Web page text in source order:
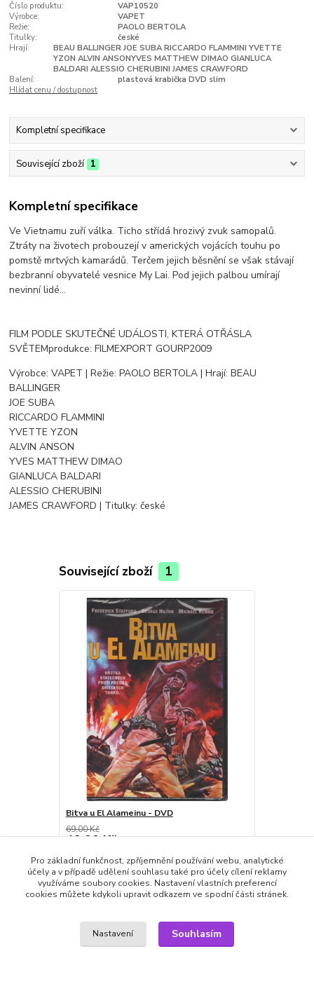
Číslo produktu:
VAP10520
Výrobce:
VAPET
Režie:
PAOLO BERTOLA
Titulky:
české
Hrají:
BEAU BALLINGER JOE SUBA RICCARDO FLAMMINI YVETTE
YZON ALVIN ANSONYVES MATTHEW DIMAO GIANLUCA
BALDARI ALESSIO CHERUBINI JAMES CRAWFORD
Balení:
plastová krabička DVD slim
Hlídat cenu / dostupnost
Kompletní specifikace
Související zboží 1
Kompletní specifikace
Ve Vietnamu zuří válka. Ticho střídá hrozivý zvuk samopalů.
Ztráty na životech probouzejí v amerických vojácích touhu po
pomstě mrtvých kamarádů. Terčem jejich běsnění se však stávají
bezbranní obyvatelé vesnice My Lai. Pod jejich palbou umírají
nevinní lidé...
FILM PODLE SKUTEČNÉ UDÁLOSTI, KTERÁ OTŘÁSLA
SVĚTEMprodukce: FILMEXPORT GOURP2009
Výrobce: VAPET | Režie: PAOLO BERTOLA | Hrají: BEAU
BALLINGER
JOE SUBA
RICCARDO FLAMMINI
YVETTE YZON
ALVIN ANSON
YVES MATTHEW DIMAO
GIANLUCA BALDARI
ALESSIO CHERUBINI
JAMES CRAWFORD | Titulky: české
Související zboží 1
Bitva u El Alameinu - DVD
69,00 Kč
49,00 Kč
Přidat do košíku
Zboží zařazeno v kategoriích
Pro základní funkčnost, zpříjemnění používání webu, analytické
účely a v případě udělení souhlasu také pro účely cílení reklamy
využíváme soubory cookies. Nastavení vlastních preferencí
cookies můžete kdykoli upravit odkazem ve spodní části stránek.
Nastavení Souhlasím